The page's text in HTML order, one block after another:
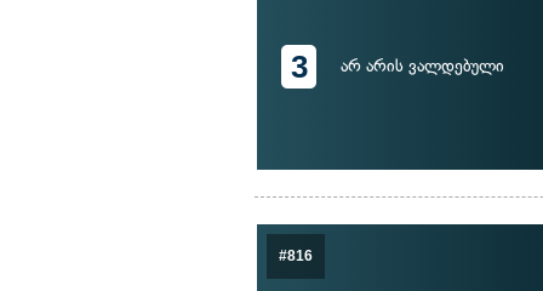
3 არ არის ვალდებული
#816